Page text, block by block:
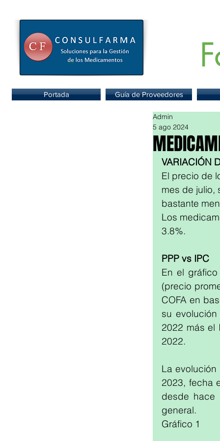
Portada Guía de Proveedores
Admin
5 ago 2024
VARIACIÓN
El precio de
mes de julio,
bastante
Los
3.8%.
PPP vs IPC
En el
(precio
COFA en
su
2022 más el
2022.
La evolución
2023, fecha
desde hace
general.
Gráfico 1